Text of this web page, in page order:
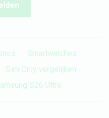
Smartwatches
Sim Only vergelijken
S26 Ultra